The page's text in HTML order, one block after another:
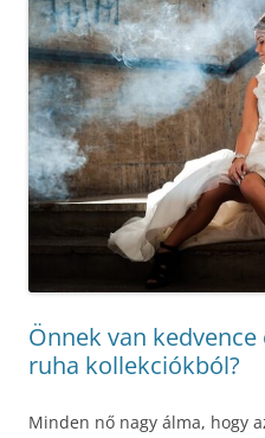
Önnek van
ruha kollekciókból?
Minden nő nagy álma, hogy